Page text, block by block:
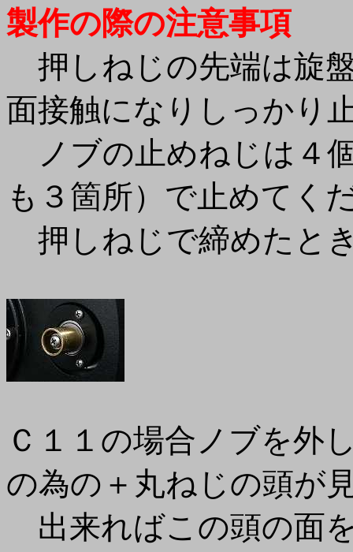
製作の際の注意事項
押しねじの先端は旋
面接触になりしっかり
ノブの止めねじは４
も３箇所）で止めてく
押しねじで締めたと
Ｃ１１の場合ノブを外
の為の＋丸ねじの頭が
出来ればこの頭の面